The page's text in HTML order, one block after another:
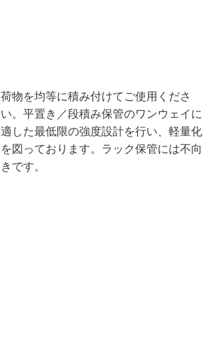
荷物を均等に積み付けてご使用くださ
い。平置き／段積み保管のワンウェイに
適した最低限の強度設計を行い、軽量化
を図っております。ラック保管には不向
きです。